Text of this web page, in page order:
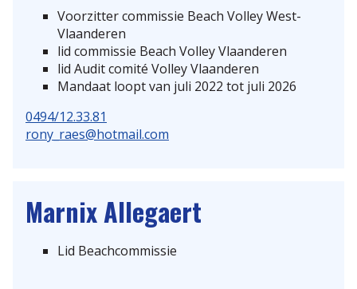
Scheidsrechter zijn is plezant, de vergoeding nog
plezanter....
Scheidsrechterspolo
Voorzitter commissie Beach Volley West-
Vlaanderen
lid commissie Beach Volley Vlaanderen
lid Audit comité Volley Vlaanderen
Mandaat loopt van juli 2022 tot juli 2026
0494/12.33.81
rony_raes@hotmail.com
MarnixAllegaert
Lid Beachcommissie